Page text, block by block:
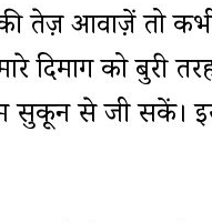
तेज़ आवाज़ें तो
दिमाग को बुरी
सुकून से जी सकें।